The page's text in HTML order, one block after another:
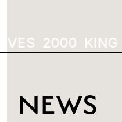
2000 KING
NEWS